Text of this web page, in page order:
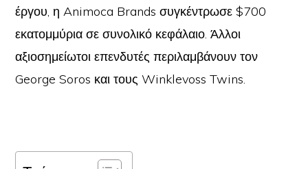
έργου, η Animoca Brands συγκέντρωσε $700
εκατομμύρια σε συνολικό κεφάλαιο. Άλλοι
αξιοσημείωτοι επενδυτές περιλαμβάνουν τον
George Soros και τους Winklevoss Twins.